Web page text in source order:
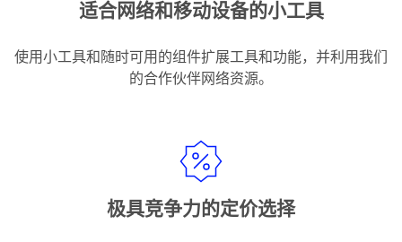
适合网络和移动设备的小工具
使用小工具和随时可用的组件扩展工具和功能，并利用我们
的合作伙伴网络资源。
极具竞争力的定价选择